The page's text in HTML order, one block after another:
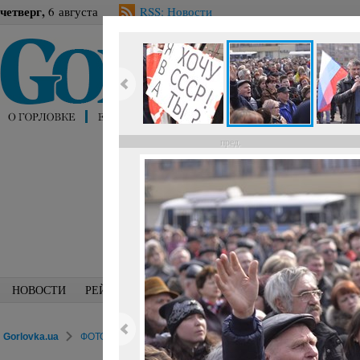
четверг, 6 августа RSS: Новости
НОВОСТИ РЕЙТИНГИ БЛОГИ СПЕЦИАЛИСТЫ
Gorlovka.ua ФОТОРЕПОРТАЖИ Политика
пред.